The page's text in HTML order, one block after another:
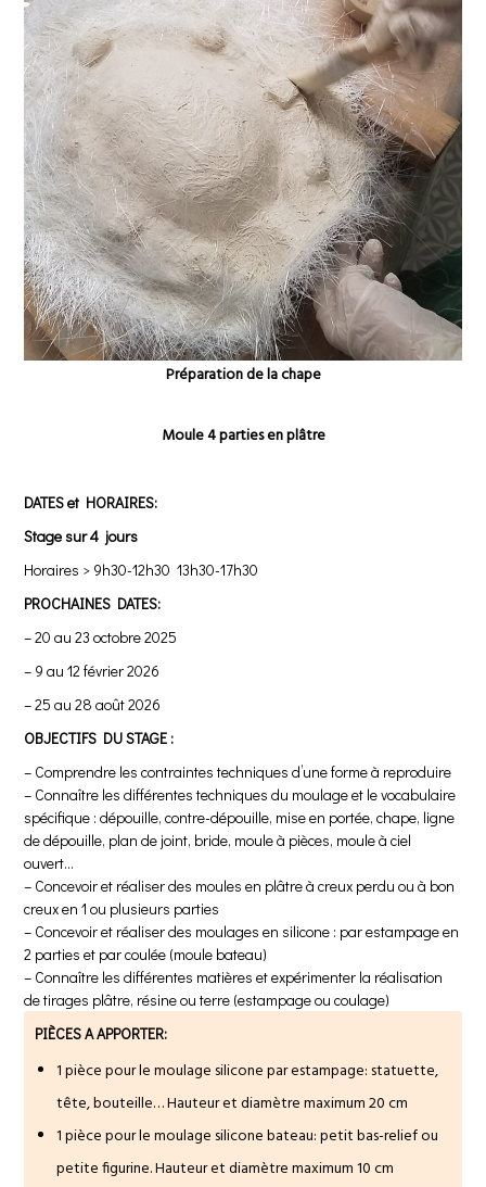
Préparation de la chape
Moule 4 parties en plâtre
DATES et HORAIRES:
Stage sur 4 jours
Horaires > 9h30-12h30 13h30-17h30
PROCHAINES DATES:
– 20 au 23 octobre 2025
– 9 au 12 février 2026
– 25 au 28 août 2026
OBJECTIFS DU STAGE :
– Comprendre les contraintes techniques d’une forme à reproduire
– Connaître les différentes techniques du moulage et le vocabulaire
spécifique : dépouille, contre-dépouille, mise en portée, chape, ligne
de dépouille, plan de joint, bride, moule à pièces, moule à ciel
ouvert…
– Concevoir et réaliser des moules en plâtre à creux perdu ou à bon
creux en 1 ou plusieurs parties
– Concevoir et réaliser des moulages en silicone : par estampage en
2 parties et par coulée (moule bateau)
– Connaître les différentes matières et expérimenter la réalisation
de tirages plâtre, résine ou terre (estampage ou coulage)
PIÈCES A APPORTER:
1 pièce pour le moulage silicone par estampage: statuette,
tête, bouteille… Hauteur et diamètre maximum 20 cm
1 pièce pour le moulage silicone bateau: petit bas-relief ou
petite figurine. Hauteur et diamètre maximum 10 cm